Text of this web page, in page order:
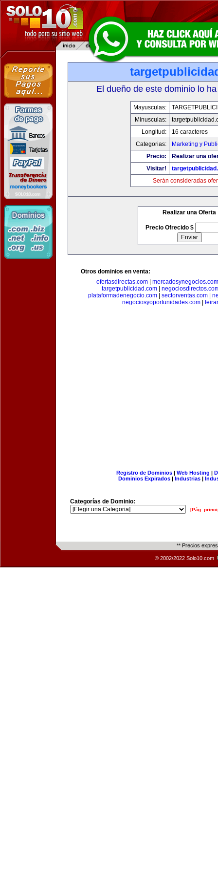
El dueño de este dominio lo
Mayusculas:
Minusculas:
Longitud:
16 caracteres
Categorias:
Marketing y
Precio:
Realizar una
Visitar!
Serán consideradas
Realizar una Oferta
Precio Ofrecido $
Otros dominios en venta:
ofertasdirectas.com
mercadosynegocios.com
targetpublicidad.com
plataformadenegocio.com| sectorventas.com|
negociosyoportunidades.com
Registro de Dominios| Web Hosting |
Dominios Expirados | Industrias |
Categorías de Dominio:
[Pág.
** Precios
© 2002/2022 Solo10.com